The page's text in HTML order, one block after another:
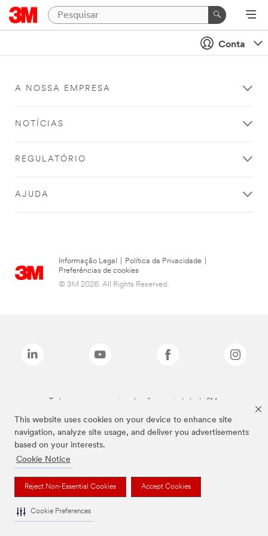
This website uses cookies on your device to enhance site
navigation, analyze site usage, and deliver you advertisements
based on your interests.
Cookie Notice
Reject Non-Essential Cookies Accept Cookies
Cookie Preferences
Conta
A NOSSA EMPRESA
NOTÍCIAS
REGULATÓRIO
AJUDA
Informação Legal Política da Privacidade
Preferências de cookies
© 3M 2026. All Rights Reserved.
Todas as marcas mencionadas são propriedade da 3M.